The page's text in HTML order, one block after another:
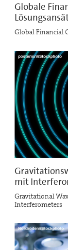
Globale
Global Financial
mit
Gravitational
Interferometers